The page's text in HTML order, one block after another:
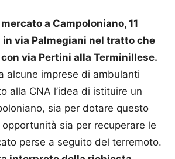
a Campoloniano, 11
via Palmegiani nel tratto che
via Pertini alla Terminillese.
alcune imprese di ambulanti
alla CNA l’idea di istituire un
sia per dotare questo
sia per recuperare le
perse a seguito del terremoto.